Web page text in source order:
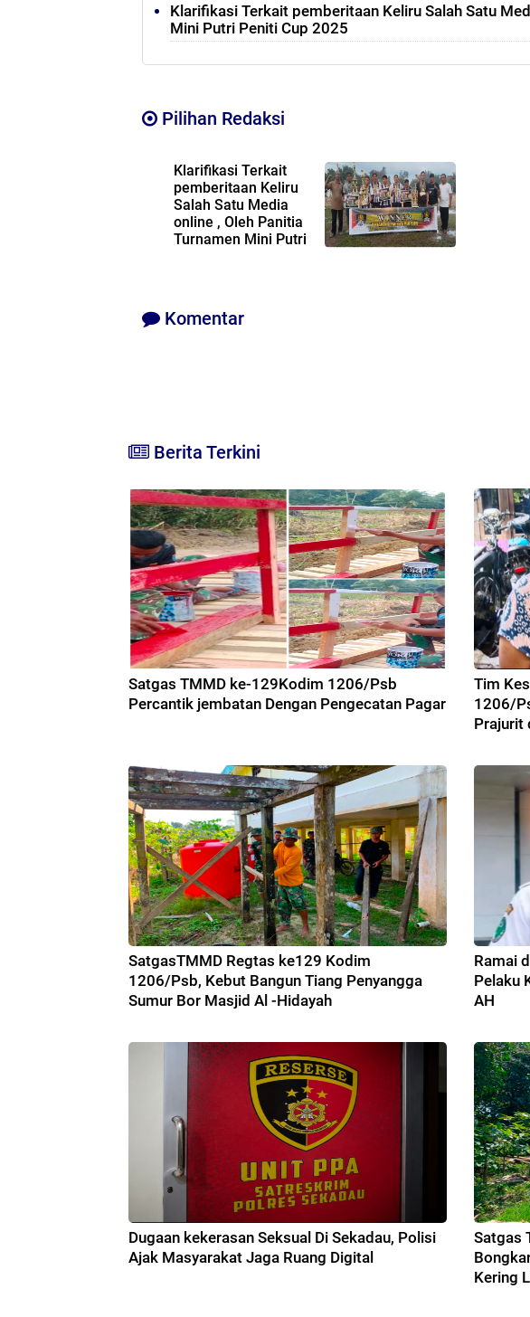
Klarifikasi Terkait pemberitaan Keliru Salah Satu
Mini Putri Peniti Cup 2025
Pilihan Redaksi
Klarifikasi Terkait
pemberitaan Keliru
Salah Satu Media
online , Oleh Panitia
Turnamen Mini Putri
Komentar
Berita Terkini
Satgas TMMD ke-129Kodim 1206/Psb
Percantik jembatan Dengan Pengecatan Pagar
Tim
1206/
Prajurit
SatgasTMMD Regtas ke129 Kodim
1206/Psb, Kebut Bangun Tiang Penyangga
Sumur Bor Masjid Al -Hidayah
Ramai
Pelaku
AH
Dugaan kekerasan Seksual Di Sekadau, Polisi
Ajak Masyarakat Jaga Ruang Digital
Satgas
Kering